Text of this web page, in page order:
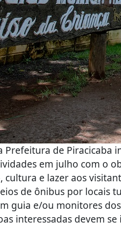
de Piracicaba
em julho com o
e lazer aos
de ônibus por locais
guia e/ou monitores
interessadas devem